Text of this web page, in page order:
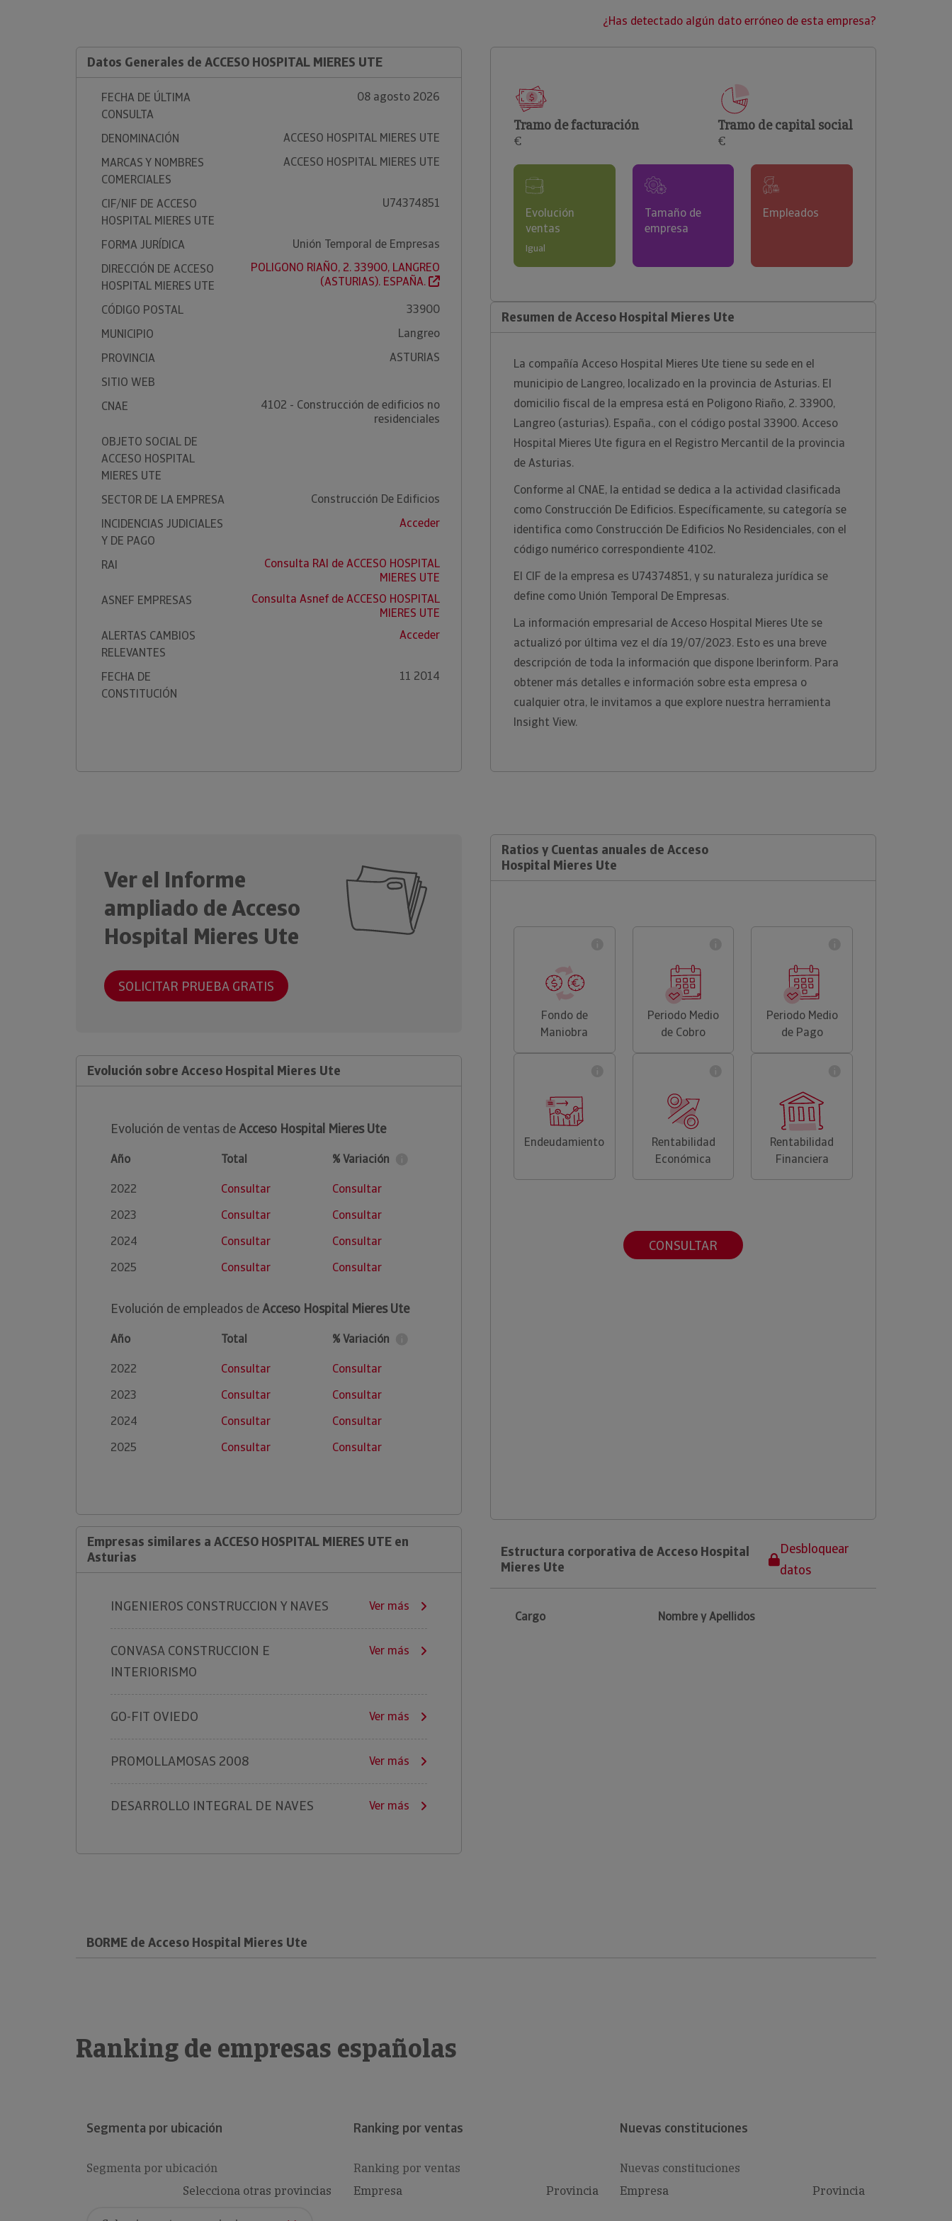
clientes.
¿Has detectado algún dato erróneo de esta empresa?
Datos Generales de ACCESO HOSPITAL MIERES UTE
FECHA DE ÚLTIMA
CONSULTA
08 agosto 2026
DENOMINACIÓN
ACCESO HOSPITAL MIERES UTE
MARCAS Y NOMBRES
COMERCIALES
ACCESO HOSPITAL MIERES UTE
CIF/NIF DE ACCESO
HOSPITAL MIERES UTE
U74374851
FORMA JURÍDICA
Unión Temporal de Empresas
DIRECCIÓN DE ACCESO
HOSPITAL MIERES UTE
POLIGONO RIAÑO, 2. 33900, LANGREO
(ASTURIAS). ESPAÑA.
CÓDIGO POSTAL
33900
MUNICIPIO
Langreo
PROVINCIA
ASTURIAS
SITIO WEB
CNAE
4102 - Construcción de edificios no
residenciales
OBJETO SOCIAL DE
ACCESO HOSPITAL
MIERES UTE
SECTOR DE LA EMPRESA
Construcción De Edificios
INCIDENCIAS JUDICIALES
Y DE PAGO
Acceder
RAI
Consulta RAI de ACCESO HOSPITAL
MIERES UTE
ASNEF EMPRESAS
Consulta Asnef de ACCESO HOSPITAL
MIERES UTE
ALERTAS CAMBIOS
RELEVANTES
Acceder
FECHA DE
CONSTITUCIÓN
11 2014
Tramo de facturación
€
Tramo de capital social
€
Evolución
ventas
Igual
Tamaño de
empresa
Empleados
Resumen de Acceso Hospital Mieres Ute
La compañía Acceso Hospital Mieres Ute tiene su sede en el
municipio de Langreo, localizado en la provincia de Asturias. El
domicilio fiscal de la empresa está en Poligono Riaño, 2. 33900,
Langreo (asturias). España., con el código postal 33900. Acceso
Hospital Mieres Ute figura en el Registro Mercantil de la provincia
de Asturias.
Conforme al CNAE, la entidad se dedica a la actividad clasificada
como Construcción De Edificios. Específicamente, su categoría se
identifica como Construcción De Edificios No Residenciales, con el
código numérico correspondiente 4102.
El CIF de la empresa es U74374851, y su naturaleza jurídica se
define como Unión Temporal De Empresas.
La información empresarial de Acceso Hospital Mieres Ute se
actualizó por última vez el día 19/07/2023. Esto es una breve
descripción de toda la información que dispone Iberinform. Para
obtener más detalles e información sobre esta empresa o
cualquier otra, le invitamos a que explore nuestra herramienta
Insight View.
Ver el Informe
ampliado de Acceso
Hospital Mieres Ute
SOLICITAR PRUEBA GRATIS
Evolución sobre Acceso Hospital Mieres Ute
Evolución de ventas deAcceso Hospital Mieres Ute
Año Total
% Variación
2022
Consultar
Consultar
2023
Consultar
Consultar
2024
Consultar
Consultar
2025
Consultar Consultar
Evolución de empleados deAcceso Hospital Mieres Ute
Año Total
% Variación
2022
Consultar
Consultar
2023
Consultar
Consultar
2024
Consultar
Consultar
2025
Consultar Consultar
Empresas similares a ACCESO HOSPITAL MIERES UTE en
Asturias
INGENIEROS CONSTRUCCION Y NAVES Ver más
CONVASA CONSTRUCCION E
INTERIORISMO
Ver más
GO-FIT OVIEDO Ver más
PROMOLLAMOSAS 2008 Ver más
DESARROLLO INTEGRAL DE NAVES Ver más
Ratios y Cuentas anuales de Acceso
Hospital Mieres Ute
Fondo de
Maniobra
Periodo Medio
de Cobro
Periodo Medio
de Pago
Endeudamiento
Rentabilidad
Económica
Rentabilidad
Financiera
CONSULTAR
Estructura corporativa de Acceso Hospital
Mieres Ute
Desbloquear
datos
Cargo Nombre y Apellidos
BORME de Acceso Hospital Mieres Ute
Ranking de empresas españolas
Segmenta por ubicación
Segmenta por ubicación
Selecciona otras provincias
Ranking por ventas
Ranking por ventas
Empresa
Provincia
Nuevas constituciones
Nuevas constituciones
Empresa
Provincia